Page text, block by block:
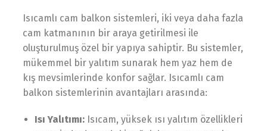
Isıcamlı cam balkon sistemleri, iki veya daha fazla
cam katmanının bir araya getirilmesi ile
oluşturulmuş özel bir yapıya sahiptir. Bu sistemler,
mükemmel bir yalıtım sunarak hem yaz hem de
kış mevsimlerinde konfor sağlar. Isıcamlı cam
balkon sistemlerinin avantajları arasında:
Isı Yalıtımı: Isıcam, yüksek ısı yalıtım özellikleri